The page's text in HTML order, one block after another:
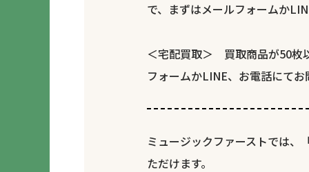
で、まずはメールフォームか
＜宅配買取＞ 買取商品が50枚
フォームかLINE、お電話にて
ミュージックファーストでは
ただけます。